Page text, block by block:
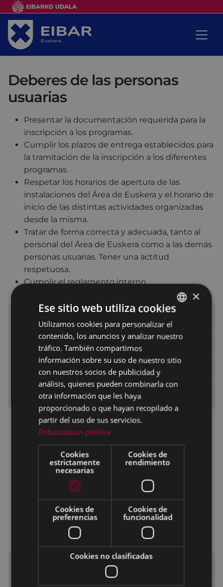
Deberes de las personas
usuarias
Presentar la documentación requerida para la
inscripción a los programas.
Cumplir los plazos de entrega establecidos para
la tramitación de la inscripción a los diferentes
programas.
Respetar los horarios de apertura de las
instalaciones del Área de Euskera y el horario de
inicio de las distintas actividades organizadas
desde la misma.
Tratar de forma correcta y adecuada, tanto al
personal del Área de Euskera como a las demás
personas usuarias. Tener una actitud
respetuosa.
Cumplir el reglamento interno.
Qué hacemos
Subvenciones
Carta de Servicios
Servicios
Derechos de las personas usuarias
Deberes de las personas usuarias
Vías de colaboración
Vías de presentación de sugerencias, quejas
y/o agradecimientos
Normativa reguladora
Educación en euskera
BASQUE
SPANISH
×
Ese sitio web utiliza cookies
Utilizamos cookies para personalizar el
contenido, los anuncios y analizar nuestro
tráfico. También compartimos
información sobre su uso de nuestro sitio
con nuestros socios de publicidad y
análisis, quienes pueden combinarla con
otra información que les haya
proporcionado o que hayan recopilado a
partir del uso de sus servicios.
Pribatutasun-politika
Cookies
estrictamente
necesarias
Cookies de
rendimiento
Cookies de
preferencias
Cookies de
funcionalidad
Cookies no clasificadas